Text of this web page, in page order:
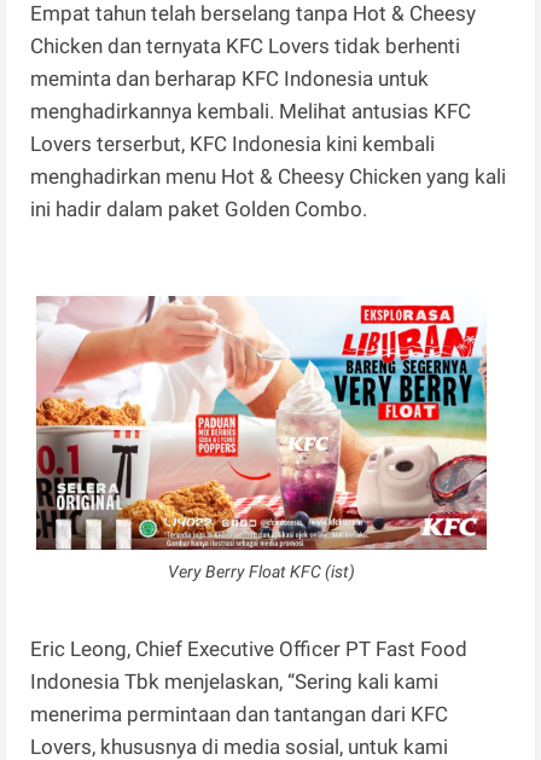
Empat tahun telah berselang tanpa Hot & Cheesy
Chicken dan ternyata KFC Lovers tidak berhenti
meminta dan berharap KFC Indonesia untuk
menghadirkannya kembali. Melihat antusias KFC
Lovers terserbut, KFC Indonesia kini kembali
menghadirkan menu Hot & Cheesy Chicken yang kali
ini hadir dalam paket Golden Combo.
Very Berry Float KFC (ist)
Eric Leong, Chief Executive Officer PT Fast Food
Indonesia Tbk menjelaskan, “Sering kali kami
menerima permintaan dan tantangan dari KFC
Lovers, khususnya di media sosial, untuk kami